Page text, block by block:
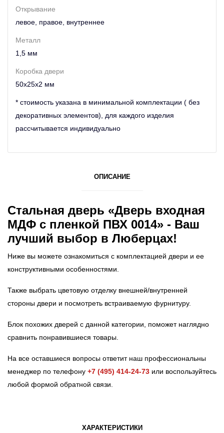
Открывание
левое, правое, внутреннее
Металл
1,5 мм
Коробка двери
50х25х2 мм
* стоимость указана в минимальной комплектации ( без
декоративных элементов), для каждого изделия
рассчитывается индивидуально
ОПИСАНИЕ
Стальная дверь «Дверь входная
МДФ с пленкой ПВХ 0014» - Ваш
лучший выбор в Люберцах!
Ниже вы можете ознакомиться с комплектацией двери и ее
конструктивными особенностями.
Также выбрать цветовую отделку внешней/внутренней
стороны двери и посмотреть встраиваемую фурнитуру.
Блок похожих дверей с данной категории, поможет наглядно
сравнить понравившиеся товары.
На все оставшиеся вопросы ответит наш профессиональны
менеджер по телефону +7 (495) 414-24-73 или воспользуйтесь
любой формой обратной связи.
ХАРАКТЕРИСТИКИ